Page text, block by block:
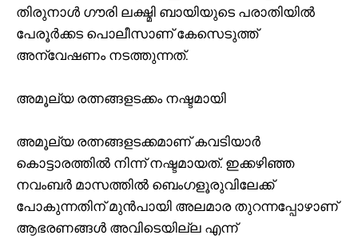
തിരുനാൾ ഗൗരി ലക്ഷ്മി ബായിയുടെ പരാതിയിൽ
പേരൂർക്കട പൊലീസാണ് കേസെടുത്ത്
അന്വേഷണം നടത്തുന്നത്.
അമൂല്യ രത്നങ്ങളടക്കം നഷ്ടമായി
അമൂല്യ രത്നങ്ങളടക്കമാണ് കവടിയാർ
കൊട്ടാരത്തിൽ നിന്ന് നഷ്ടമായത്. ഇക്കഴിഞ്ഞ
നവംബർ മാസത്തിൽ ബെംഗളൂരുവിലേക്ക്
പോകുന്നതിന് മുൻപായി അലമാര തുറന്നപ്പോഴാണ്
ആഭരണങ്ങൾ അവിടെയില്ല എന്ന്